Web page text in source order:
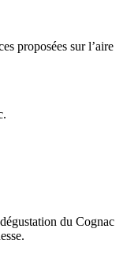
proposées sur l’aire
du Cognac